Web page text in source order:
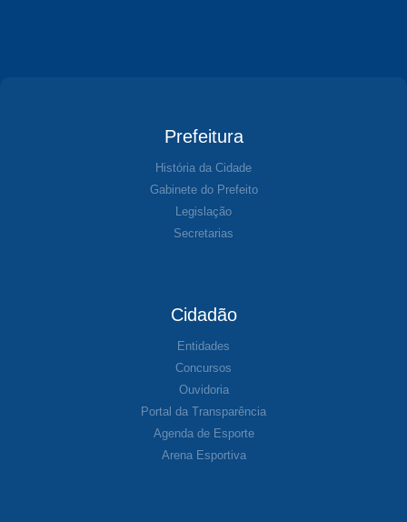
Prefeitura
História da Cidade
Gabinete do Prefeito
Legislação
Secretarias
Cidadão
Entidades
Concursos
Ouvidoria
Portal da Transparência
Agenda de Esporte
Arena Esportiva